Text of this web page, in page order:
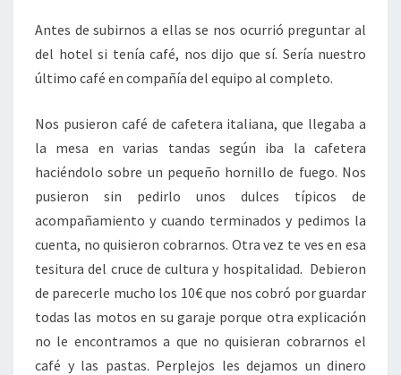
Antes de subirnos a ellas se nos ocurrió preguntar al
del hotel si tenía café, nos dijo que sí. Sería nuestro
último café en compañía del equipo al completo.
Nos pusieron café de cafetera italiana, que llegaba a
la mesa en varias tandas según iba la cafetera
haciéndolo sobre un pequeño hornillo de fuego. Nos
pusieron sin pedirlo unos dulces típicos de
acompañamiento y cuando terminados y pedimos la
cuenta, no quisieron cobrarnos. Otra vez te ves en esa
tesitura del cruce de cultura y hospitalidad. Debieron
de parecerle mucho los 10€ que nos cobró por guardar
todas las motos en su garaje porque otra explicación
no le encontramos a que no quisieran cobrarnos el
café y las pastas. Perplejos les dejamos un dinero